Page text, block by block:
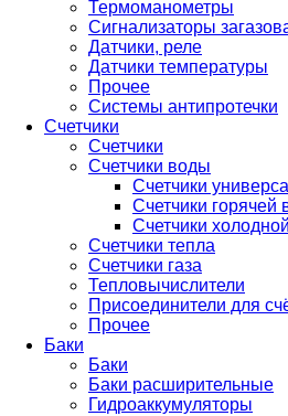
Термоманометры
Сигнализаторы
Датчики, реле
Датчики температуры
Прочее
Системы антипротечки
Счетчики
Счетчики
Счетчики воды
Счетчики
Счетчики горячей
Счетчики
Счетчики тепла
Счетчики газа
Тепловычислители
Присоединители для
Прочее
Баки
Баки
Баки расширительные
Гидроаккумуляторы